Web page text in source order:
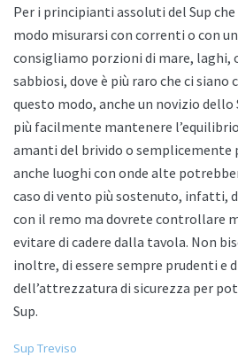
Per i principianti assoluti del Sup
modo misurarsi con correnti o con
consigliamo porzioni di mare, laghi,
sabbiosi, dove è più raro che ci
questo modo, anche un novizio dello
più facilmente mantenere
amanti del brivido o semplicemente
anche luoghi con onde alte
caso di vento più sostenuto, infatti,
con il remo ma dovrete controllare
evitare di cadere dalla tavola. Non
inoltre, di essere sempre prudenti e
dell’attrezzatura di sicurezza per
Sup.
C
Sup Treviso